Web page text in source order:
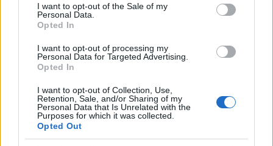
consent section.
I want to opt-out of the Sale of my
Personal Data.
Opted In
I want to opt-out of processing my
Personal Data for Targeted Advertising.
Opted In
I want to opt-out of Collection, Use,
Retention, Sale, and/or Sharing of my
Personal Data that Is Unrelated with the
Purposes for which it was collected.
Opted Out
Τι ΦΟΒΑΤΑΙ ο Ευάγγελος Λιόλιος και απειλεί ότι
θα μηνύσει για παραβίαση των προσωπικών του
δεδομένων την διοίκηση της ομάδας μας;!
Έχει την ψευδαίσθηση ότι θα φοβηθούμε!!!